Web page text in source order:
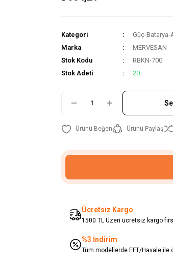
Kategori Güç-
Marka
MERVESAN
Stok Kodu
RBKN-700
Stok Adeti
20
Ürünü Paylaş
Ücretsiz Kargo
1500 TL Üzeri ücretsiz kargo
%3 İndirim
Tüm modellerde EFT/Havale